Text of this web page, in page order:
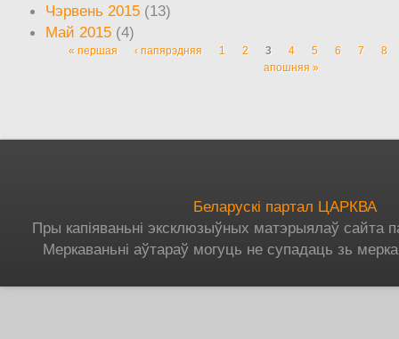
Чэрвень 2015 (13)
Май 2015 (4)
Старонкі
« першая ‹ папярэдняя 1 2 3 4 5 6 7
8
апошняя »
Беларускі партал ЦАРКВА
Пры капіяваньні эксклюзыўных матэрыялаў сайта
Меркаваньні аўтараў могуць не супадаць зь